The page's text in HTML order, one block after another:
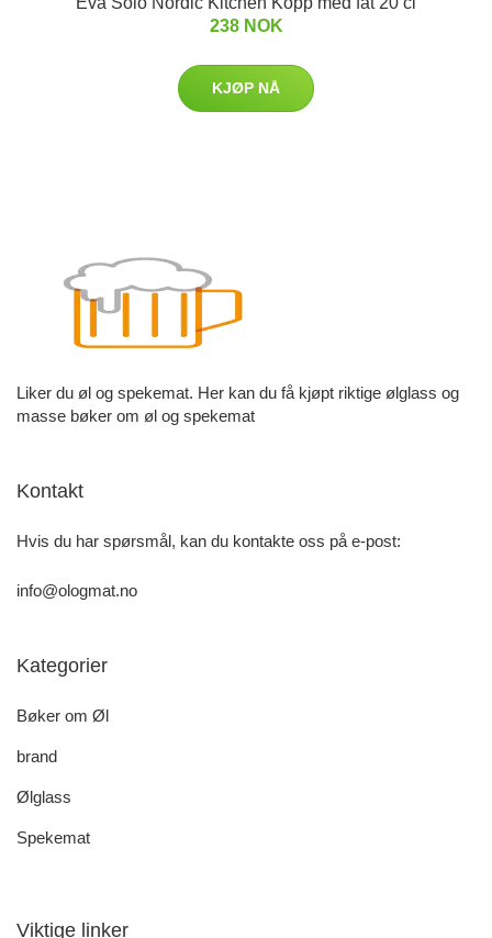
238 NOK
KJØP NÅ
Liker du øl og spekemat. Her kan du få kjøpt riktige ølglass og
masse bøker om øl og spekemat
Kontakt
Hvis du har spørsmål, kan du kontakte oss på e-post:
info@ologmat.no
Kategorier
Bøker om Øl
brand
Ølglass
Spekemat
Viktige linker